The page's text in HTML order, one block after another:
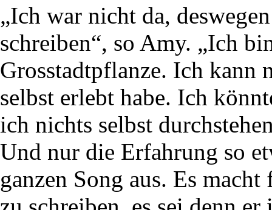
„Ich war nicht da,
schreiben“, so Amy. „Ich
Grosstadtpflanze. Ich kann
selbst erlebt habe. Ich
ich nichts selbst
Und nur die Erfahrung so
ganzen Song aus. Es